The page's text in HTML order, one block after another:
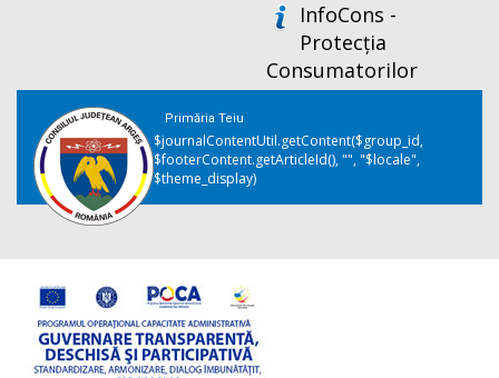
InfoCons -
Protecția
Consumatorilor
Primăria Teiu
$journalContentUtil.getContent($group_id,
$footerContent.getArticleId(), "", "$locale",
$theme_display)